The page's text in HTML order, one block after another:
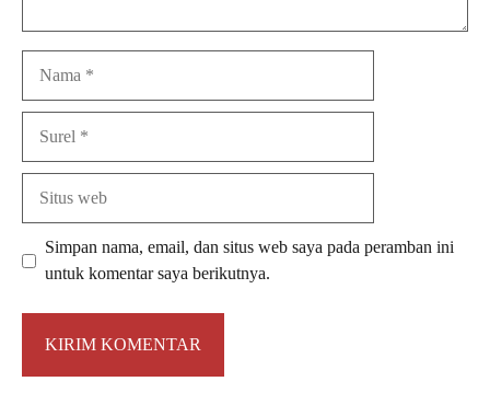
Simpan nama, email, dan situs web saya pada peramban ini
untuk komentar saya berikutnya.